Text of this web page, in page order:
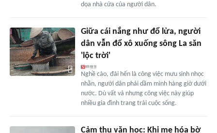
dọa nhà cửa của người dân.
Giữa cái nắng như đổ lửa, người
dân vẫn đổ xô xuống sông La săn
'lộc trời'
Nghề cào, đãi hến là công việc mưu sinh nhọc
nhằn, người dân phải dầm mình hàng giờ dưới
nước. Dù vất vả nhưng công việc này giúp
nhiều gia đình trang trải cuộc sống.
Cảm thụ văn học: Khi mẹ hóa bờ